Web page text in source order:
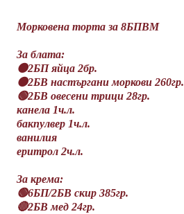
Морковена торта за 8БПВМ
За блата:
🟠2БП яйца 2бр.
🟠2БВ настъргани моркови 260гр.
🟢2БВ овесени трици 28гр.
канела 1ч.л.
бакпулвер 1ч.л.
ванилия
еритрол 2ч.л.
За крема:
🟢6БП/2БВ скир 385гр.
🔴2БВ мед 24гр.